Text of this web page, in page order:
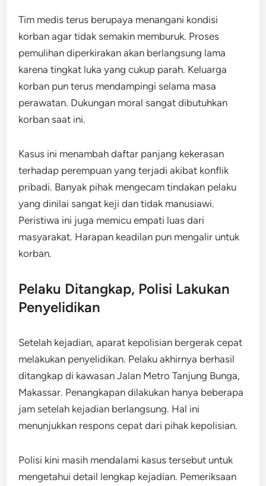
Tim medis terus berupaya menangani kondisi
korban agar tidak semakin memburuk. Proses
pemulihan diperkirakan akan berlangsung lama
karena tingkat luka yang cukup parah. Keluarga
korban pun terus mendampingi selama masa
perawatan. Dukungan moral sangat dibutuhkan
korban saat ini.
Kasus ini menambah daftar panjang kekerasan
terhadap perempuan yang terjadi akibat konflik
pribadi. Banyak pihak mengecam tindakan pelaku
yang dinilai sangat keji dan tidak manusiawi.
Peristiwa ini juga memicu empati luas dari
masyarakat. Harapan keadilan pun mengalir untuk
korban.
Pelaku Ditangkap, Polisi Lakukan
Penyelidikan
Setelah kejadian, aparat kepolisian bergerak cepat
melakukan penyelidikan. Pelaku akhirnya berhasil
ditangkap di kawasan Jalan Metro Tanjung Bunga,
Makassar. Penangkapan dilakukan hanya beberapa
jam setelah kejadian berlangsung. Hal ini
menunjukkan respons cepat dari pihak kepolisian.
Polisi kini masih mendalami kasus tersebut untuk
mengetahui detail lengkap kejadian. Pemeriksaan